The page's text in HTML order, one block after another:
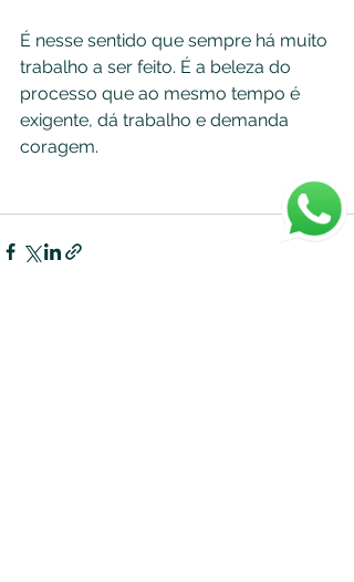
É nesse sentido que sempre há muito
trabalho a ser feito. É a beleza do
processo que ao mesmo tempo é
exigente, dá trabalho e demanda
coragem.